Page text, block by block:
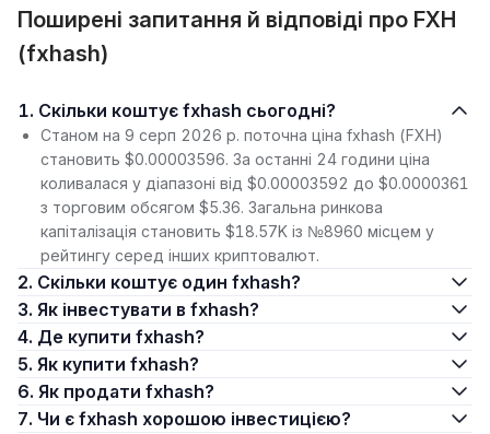
Поширені запитання й відповіді про FXH
(fxhash)
1. Скільки коштує fxhash сьогодні?
Станом на 9 серп 2026 р. поточна ціна fxhash (FXH)
становить $0.00003596. За останні 24 години ціна
коливалася у діапазоні від $0.00003592 до $0.0000361
з торговим обсягом $5.36. Загальна ринкова
капіталізація становить $18.57K із №8960 місцем у
рейтингу серед інших криптовалют.
2. Скільки коштує один fxhash?
3. Як інвестувати в fxhash?
4. Де купити fxhash?
5. Як купити fxhash?
6. Як продати fxhash?
7. Чи є fxhash хорошою інвестицією?